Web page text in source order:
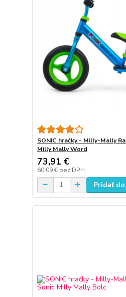
SONIC hračky - Milly-Mally
Milly Mally Word
73,91 €
60,09 € bez DPH
Pridať